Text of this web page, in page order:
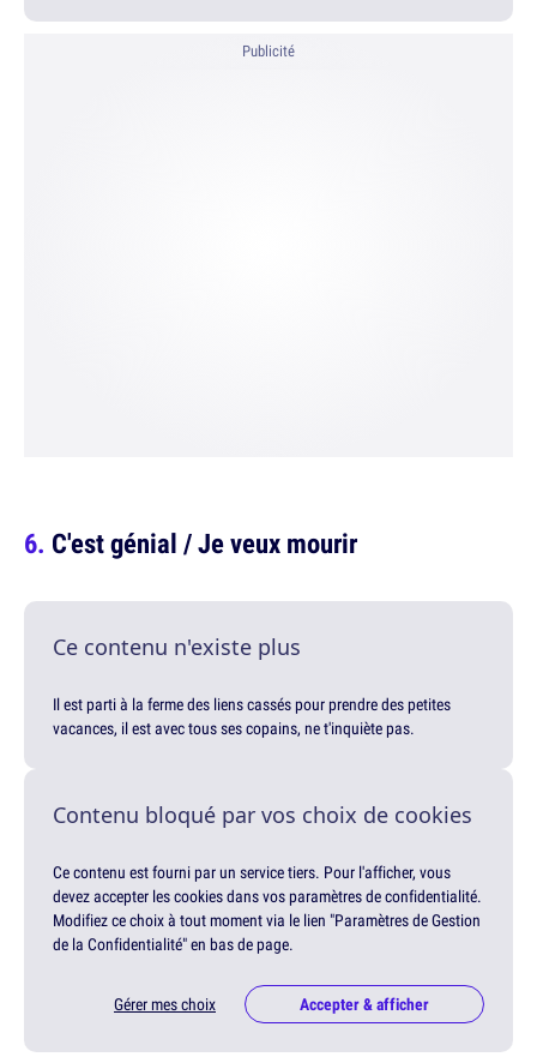
Publicité
C'est génial / Je veux mourir
Ce contenu n'existe plus
Il est parti à la ferme des liens cassés pour prendre des petites
vacances, il est avec tous ses copains, ne t'inquiète pas.
Contenu bloqué par vos choix de cookies
Ce contenu est fourni par un service tiers. Pour l'afficher, vous
devez accepter les cookies dans vos paramètres de confidentialité.
Modifiez ce choix à tout moment via le lien "Paramètres de Gestion
de la Confidentialité" en bas de page.
Gérer mes choix Accepter & afficher